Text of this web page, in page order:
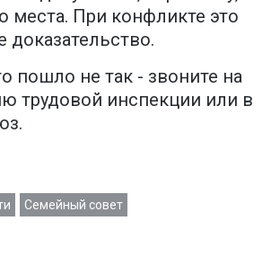
места. При конфликте это
доказательство.
пошло не так - звоните на
трудовой инспекции или в
Семейный совет